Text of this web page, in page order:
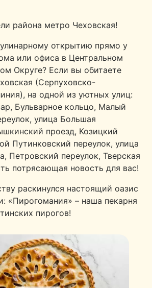
района метро Чеховская!
открытию прямо у
или офиса в Центральном
Округе? Если вы обитаете
(Серпуховско-
на одной из уютных улиц:
Бульварное кольцо, Малый
улица Большая
проезд, Козицкий
Путинковский переулок, улица
Петровский переулок, Тверская
потрясающая новость для вас!
раскинулся настоящий оазис
«Пирогомания» – наша пекарня
пирогов!